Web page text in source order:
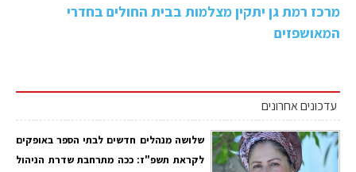
מרכז רמת גן יתקין מצלמות בבית החולים בחדרי
המאושפזים
עדכונים אחרונים
שלושה מנהלים חדשים לבתי הספר באופקים
לקראת תשפ"ז: ככה מתרחבת שדרת הניהול